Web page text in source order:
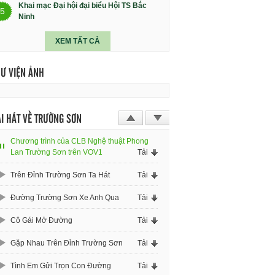
5
Khai mạc Đại hội đại biểu Hội TS Bắc
Ninh
XEM TẤT CẢ
VIỆN ẢNH
HÁT VỀ TRƯỜNG SƠN
Chương trình của CLB Nghệ thuật Phong
Lan Trường Sơn trên VOV1
Tải
Trên Đỉnh Trường Sơn Ta Hát Tải
Đường Trường Sơn Xe Anh Qua Tải
Cô Gái Mở Đường Tải
Gặp Nhau Trên Đỉnh Trường Sơn Tải
Tình Em Gửi Trọn Con Đường Tải